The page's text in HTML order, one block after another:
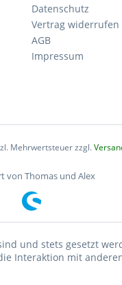
Datenschutz
Vertrag widerrufen
AGB
Impressum
Mehrwertsteuer zzgl.
von Thomas und Alex
und stets gesetzt
Interaktion mit